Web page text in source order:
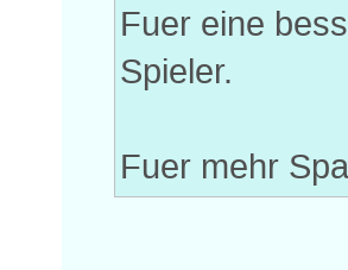
Fuer eine
Spieler.
Fuer mehr